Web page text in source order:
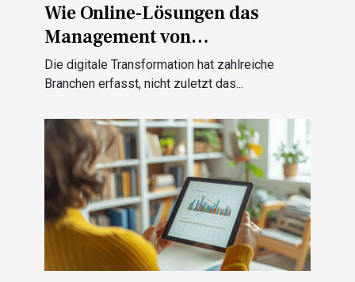
Wie Online-Lösungen das
Management von
Mietkautionen revolutionieren
Die digitale Transformation hat zahlreiche
Branchen erfasst, nicht zuletzt das...